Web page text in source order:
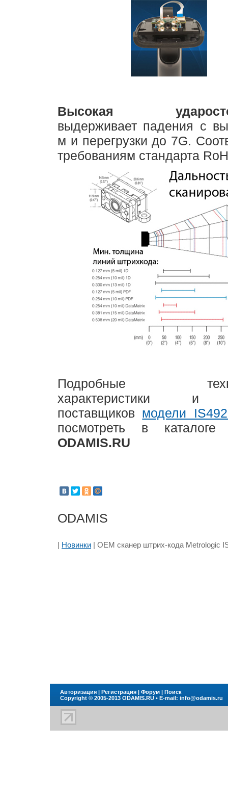
Высокая
выдерживает падения с
м и перегрузки до 7G.
требованиям стандарта
Подробные
характеристики и
поставщиков модели
посмотреть в каталоге
ODAMIS.RU
ODAMIS
| Новинки | OEM сканер штрих-кода Metrologic
Авторизация | Регистрация | Форум | Поиск
Copyright © 2005-2013 ODAMIS.RU • E-mail: info@odamis.ru